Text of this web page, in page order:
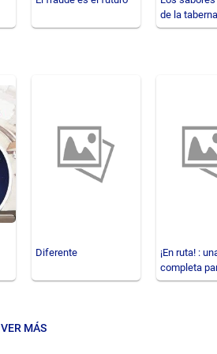
de la taberna
Kamogawa
Diferente
¡En ruta! :
completa
pequeños
VER MÁS